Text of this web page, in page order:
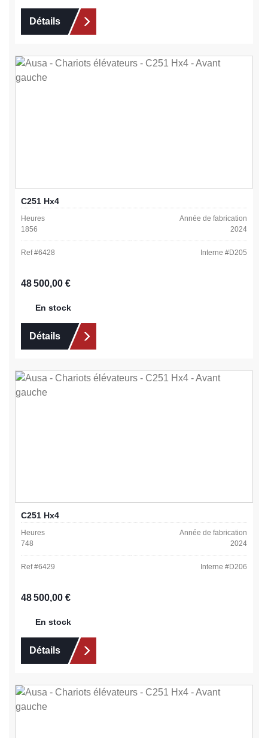
Détails
C251 Hx4
Heures
1856
Année de fabrication
2024
Ref #6428 Interne #D205
Prix régulier :
48 500,00 €
En stock
Détails
C251 Hx4
Heures
748
Année de fabrication
2024
Ref #6429 Interne #D206
Prix régulier :
48 500,00 €
En stock
Détails